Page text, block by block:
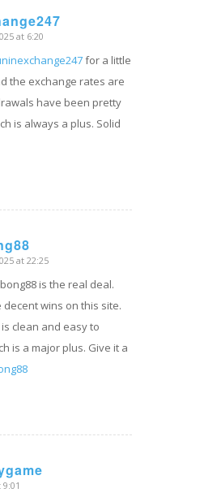
at 6:20
for a little
the exchange rates are
have been pretty
is always a plus. Solid
at 22:25
is the real deal.
decent wins on this site.
clean and easy to
is a major plus. Give it a